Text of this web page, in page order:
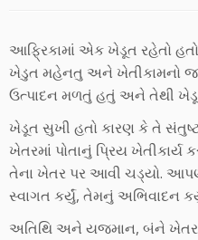
આફ્રિકામાં એક ખેડૂત રહેતો
ખેડુત મહેનતુ અને ખેતીકામનો
ઉત્પાદન મળતું હતું અને તેથી
ખેડૂત સુખી હતો કારણ કે તે
ખેતરમાં પોતાનું પ્રિય
તેના ખેતર પર આવી ચડ્યો.
સ્વાગત કર્યું, તેમનું અભિવાદન
અતિથિ અને યજમાન, બંને